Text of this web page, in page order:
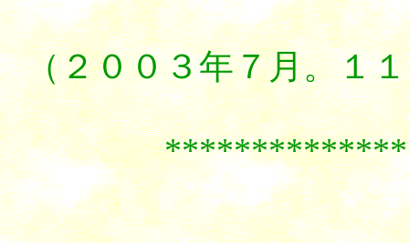
（２００３年７月。１